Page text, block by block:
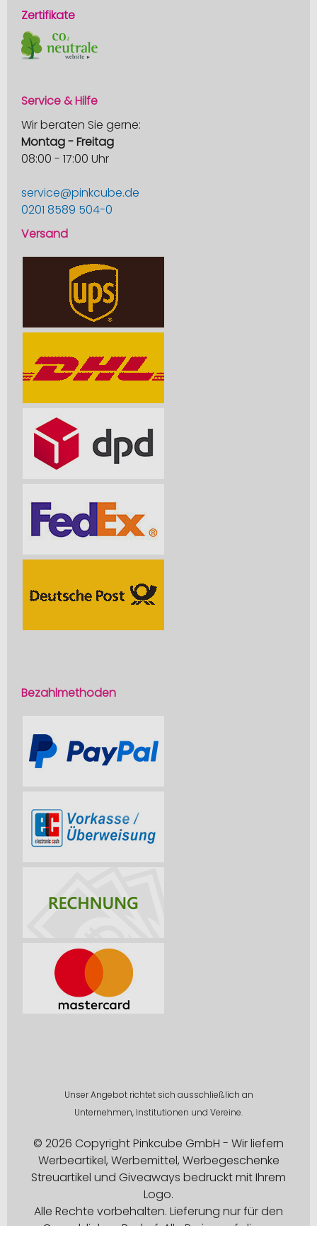
Zertifikate
Service & Hilfe
Wir beraten Sie gerne:
Montag - Freitag
08:00 - 17:00 Uhr
service@pinkcube.de
0201 8589 504-0
Versand
Bezahlmethoden
Unser Angebot richtet sich ausschließlich an
Unternehmen, Institutionen und Vereine.
© 2026 Copyright Pinkcube GmbH - Wir liefern
Werbeartikel, Werbemittel, Werbegeschenke
Streuartikel und Giveaways bedruckt mit Ihrem
Logo.
Alle Rechte vorbehalten. Lieferung nur für den
Gewerblichen Bedarf. Alle Preise auf dieser